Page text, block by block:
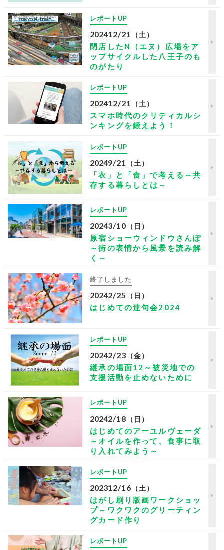
レポートUP
202412/21 （土）
閉店したN（エヌ）広場をア
ップサイクルした八王子のも
のがたり
レポートUP
202412/21 （土）
スマホ時代のクリティカルシ
ンキングを鍛えよう！
レポートUP
20249/21 （土）
「衣」と「食」で考える～共
存する暮らしとは～
レポートUP
20243/10 （日）
原宿ショーウィンドウさんぽ
～街の表情から風景を読み解
く～
終了しました
20242/25 （日）
はじめての連句会2024
レポートUP
20242/23 （金）
継承の場面12～被災地での
支援活動を止めないために
レポートUP
20242/18 （日）
はじめてのアーユルヴェーダ
～オイルを作って、食事に取
り入れてみよう～
レポートUP
202312/16 （土）
はがし刷り版画ワークショッ
プ～ワクワクのグリーティン
グカード作り
レポートUP